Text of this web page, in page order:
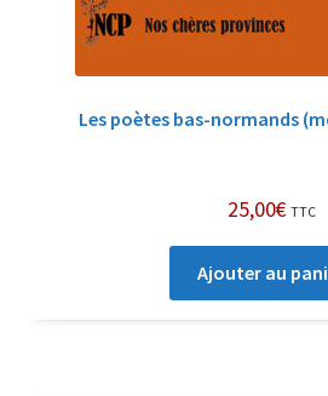
Les poètes bas-normands
25,00€ TTC
Ajouter au